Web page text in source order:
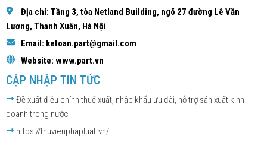
Địa chỉ: Tầng 3, tòa Netland Building, ngõ 27 đường Lê Văn
Lương, Thanh Xuân, Hà Nội
Email: ketoan.part@gmail.com
Website: www.part.vn
CẬP NHẬP TIN TỨC
Đề xuất điều chỉnh thuế xuất, nhập khẩu ưu đãi, hỗ trợ sản xuất kinh
doanh trong nước
https://thuvienphapluat.vn/